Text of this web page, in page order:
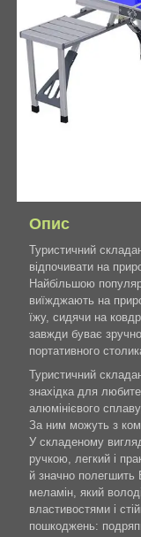
Опис
Туристичний
відпочивати на
Найбільшою
виїжджають на
їжу, сидячи на
завжди буває
портативного
Туристичний
знахідка для
алюмінієвого
За ним можуть з
У складеному
ручкою, легкий і
й значно полегшить
меламін, який
властивостями і
пошкоджень: